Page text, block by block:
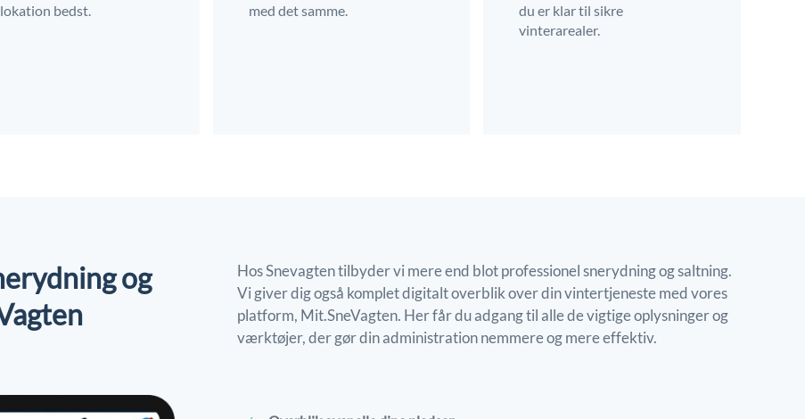
bedst.
med det samme.
du er klar til sikre
vinterarealer.
og
Hos Snevagten tilbyder vi mere end blot professionel snerydning og saltning.
Vi giver dig også komplet digitalt overblik over din vintertjeneste med vores
platform, Mit.SneVagten. Her får du adgang til alle de vigtige oplysninger og
værktøjer, der gør din administration nemmere og mere effektiv.